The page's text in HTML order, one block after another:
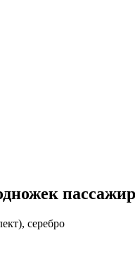
серебро